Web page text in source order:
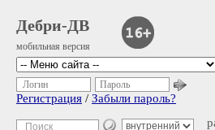
Дебри-ДВ
мобильная версия
Логин Пароль
Регистрация / Забыли пароль?